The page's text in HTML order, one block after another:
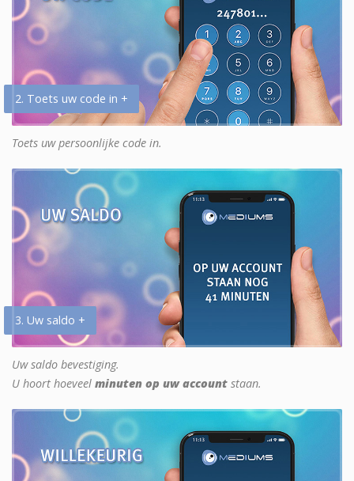
2. Toets uw code in +
Toets uw persoonlijke code in.
3. Uw saldo +
Uw saldo bevestiging.
U hoort hoeveel minuten op uw account staan.